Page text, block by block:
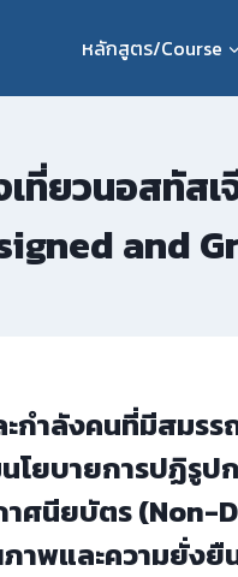
หลักสูตร/Course
ที่ยวนอสทัส
and
ำลังคนที่มีสมรร
โยบายการปฏิรูป
าศนียบัตร (Non-
าพและความยั่งยื